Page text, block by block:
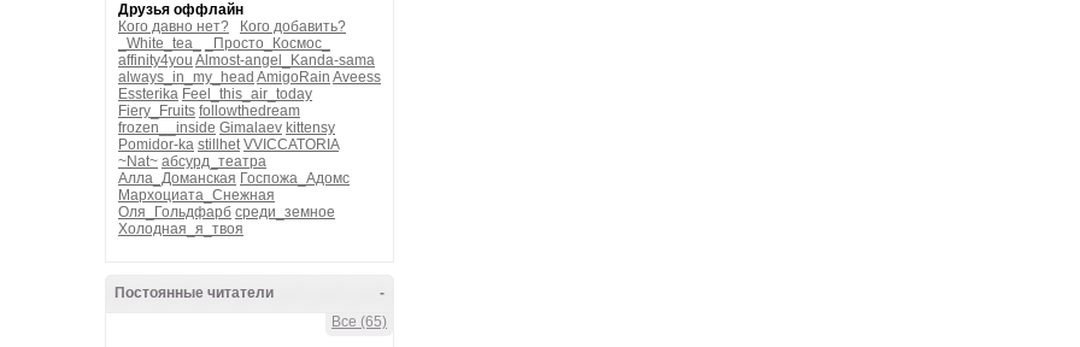
Друзья оффлайн
Кого давно нет?
Кого добавить?
_White_tea_
_Просто_Космос_
affinity4you Almost-angel_Kanda-sama
always_in_my_head AmigoRain Aveess
Essterika Feel_this_air_today
Fiery_Fruits followthedream
frozen__inside Gimalaev kittensy
Pomidor-ka stillhet VVICCATORIA
~Nat~ абсурд_театра
Алла_Доманская Госпожа_Адомс
Мархоциата_Снежная
Оля_Гольдфарб среди_земное
Холодная_я_твоя
-
Постоянные читатели
Все (65)